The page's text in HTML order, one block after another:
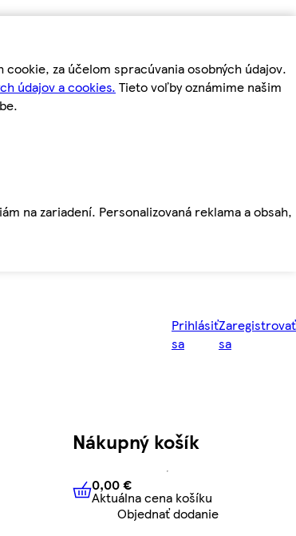
za účelom spracúvania osobných údajov.
údajov a cookies. Tieto voľby oznámime našim
na zariadení. Personalizovaná reklama a obsah,
Prihlásiť
sa
Zaregistrovať
sa
Nákupný košík
0,00 € Aktuálna cena košíku
0,00 €
Aktuálna cena košíku
Objednať dodanie